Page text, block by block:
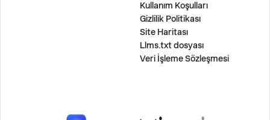
Kullanım Koşulları
Gizlilik Politikası
Site Haritası
Llms.txt dosyası
Veri İşleme Sözleşmesi